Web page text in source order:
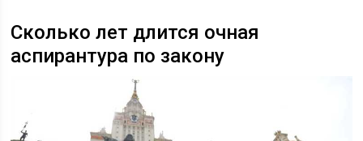
Сколько лет длится очная
аспирантура по закону